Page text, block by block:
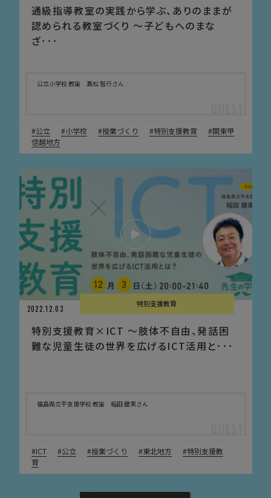
通級指導教室の実践から学ぶ、ありのままが
認められる教室づくり 〜子どもへのまな
ざ･･･
公立小学校 教諭 髙松 智行さん
公立 小学校 授業づくり 特別支援教育
関東甲
信越地方
2022.12.03
特別支援教育
特別支援教育×ICT 〜肢体不自由、発話困
難な児童生徒の世界を広げるICT活用と･･･
福島県立平支援学校 教諭 稲田 健実さん
ICT 公立 授業づくり 東北地方
特別支援教
育